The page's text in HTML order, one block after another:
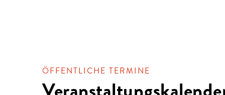
ÖFFENTLICHE TERMINE